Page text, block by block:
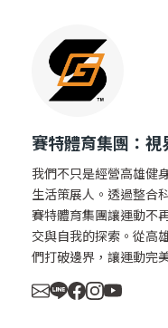
賽特體育集團：視
我們不只是經營高雄健
生活策展人。透過整合
賽特體育集團讓運動不
交與自我的探索。從高
們打破邊界，讓運動完